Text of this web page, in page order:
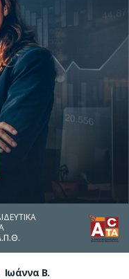
Ιωάννα Β.